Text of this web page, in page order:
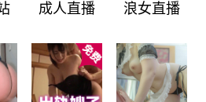
DMCA §512(f) 被追究赔偿责任（
(including contact information)
成人直播 浪女直播